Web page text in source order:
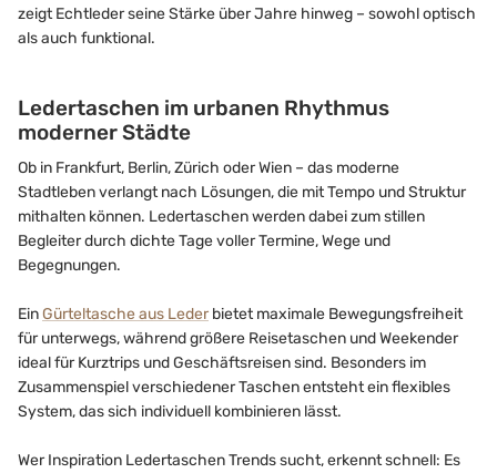
zeigt Echtleder seine Stärke über Jahre hinweg – sowohl optisch
als auch funktional.
Ledertaschen im urbanen Rhythmus
moderner Städte
Ob in Frankfurt, Berlin, Zürich oder Wien – das moderne
Stadtleben verlangt nach Lösungen, die mit Tempo und Struktur
mithalten können. Ledertaschen werden dabei zum stillen
Begleiter durch dichte Tage voller Termine, Wege und
Begegnungen.
EinGürteltasche aus Leder bietet maximale Bewegungsfreiheit
für unterwegs, während größere Reisetaschen und Weekender
ideal für Kurztrips und Geschäftsreisen sind. Besonders im
Zusammenspiel verschiedener Taschen entsteht ein flexibles
System, das sich individuell kombinieren lässt.
Wer Inspiration Ledertaschen Trends sucht, erkennt schnell: Es